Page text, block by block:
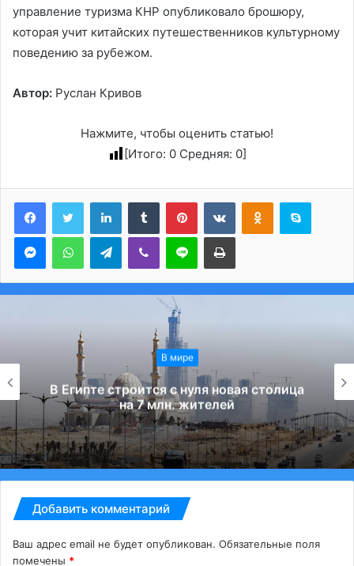
управление туризма КНР опубликовало брошюру,
которая учит китайских путешественников культурному
поведению за рубежом.
Автор: Руслан Кривов
Нажмите, чтобы оценить статью!
[Итого: 0Средняя: 0]
LinkedInTumblr PinterestВконтактеОдноклассники
Skype
MessengerWhatsAppTelegramViber Line Печатать
В мире
В Египте строится с нуля новая столица
на 7 млн. жителей
Добавить комментарий
Ваш адрес email не будет опубликован. Обязательные поля
помечены *